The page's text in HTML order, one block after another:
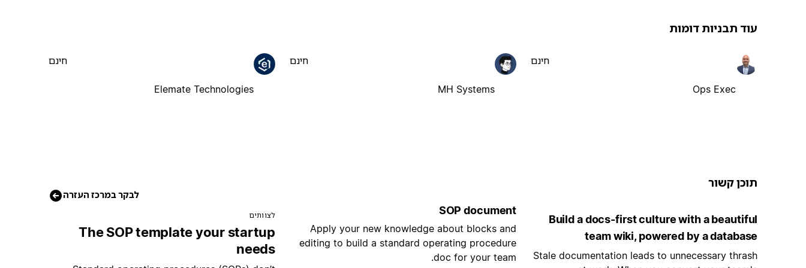
עוד תבניות דומות
Ops Exec
חינם
MH Systems
חינם
Elemate Technologies
חינם
תוכן קשור
לבקר במרכז העזרה
Build a docs-first culture with a beautiful
team wiki, powered by a database
Stale documentation leads to unnecessary thrash
SOP document
Apply your new knowledge about blocks and
editing to build a standard operating procedure
doc for your team.
לצוותים
The SOP template your startup
needs